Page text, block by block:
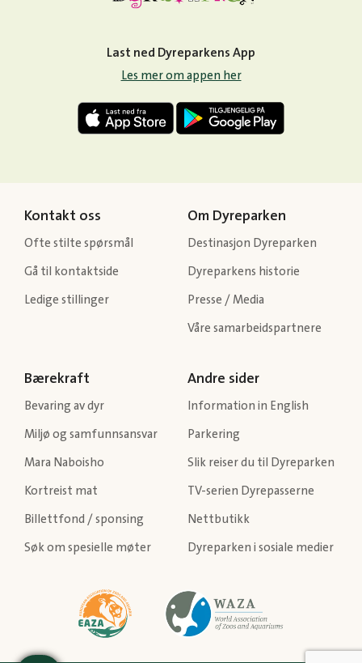
Last ned Dyreparkens App
Les mer om appen her
Kontakt oss
Ofte stilte spørsmål
Gå til kontaktside
Ledige stillinger
Om Dyreparken
Destinasjon Dyreparken
Dyreparkens historie
Presse / Media
Våre samarbeidspartnere
Bærekraft
Bevaring av dyr
Miljø og samfunnsansvar
Mara Naboisho
Kortreist mat
Billettfond / sponsing
Søk om spesielle møter
Andre sider
Information in English
Parkering
Slik reiser du til Dyreparken
TV-serien Dyrepasserne
Nettbutikk
Dyreparken i sosiale medier